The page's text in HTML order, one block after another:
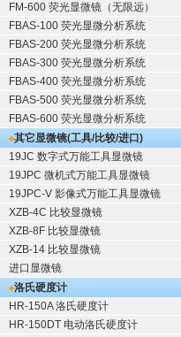
FM-600 荧光显微镜（无限远）
FBAS-100 荧光显微分析系统
FBAS-200 荧光显微分析系统
FBAS-300 荧光显微分析系统
FBAS-400 荧光显微分析系统
FBAS-500 荧光显微分析系统
FBAS-600 荧光显微分析系统
其它显微镜(工具/比较/进口)
19JC 数字式万能工具显微镜
19JPC 微机式万能工具显微镜
19JPC-V 影像式万能工具显微镜
XZB-4C 比较显微镜
XZB-8F 比较显微镜
XZB-14 比较显微镜
进口显微镜
洛氏硬度计
HR-150A 洛氏硬度计
HR-150DT 电动洛氏硬度计